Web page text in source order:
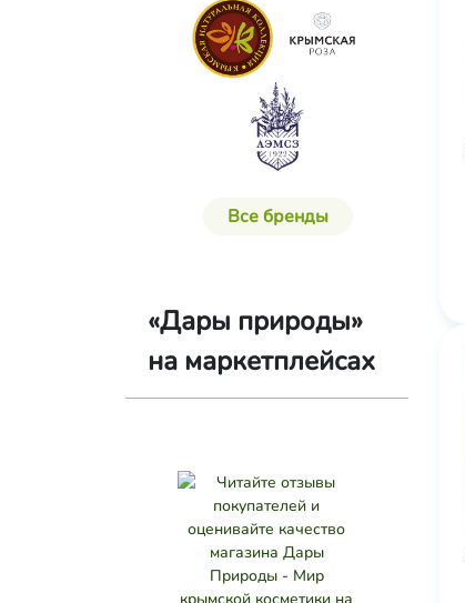
Все бренды
«Дары природы»
на маркетплейсах